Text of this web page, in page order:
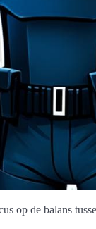
op de balans